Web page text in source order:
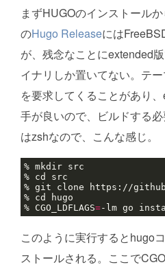
まずHUGOのインストールか
のHugo Releaseには
が、残念なことにextended
イナリしか置いてない。テ
を要求してくることがあり
手が良いので、ビルドする
はzshなので、こんな感じ。
% CGO_LDFLAGS=
このように実行するとhugo
ストールされる。ここで